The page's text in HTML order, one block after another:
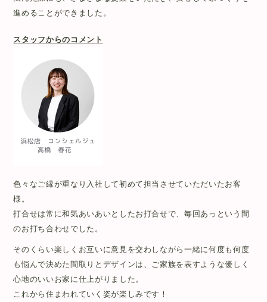
進めることができました。
スタッフからのコメント
色々なご縁が重なり入社して初めて担当させていただいたお客
様。
打合せは常に和気あいあいとしたお打合せで、毎回あっという間
のお打ち合わせでした。
そのくらい楽しくお互いに意見を交わしながら一緒に何度も何度
も悩んで決めた間取りとデザインは、ご家族を表すような優しく
心地のいいお家に仕上がりました。
これから住まわれていく姿が楽しみです！